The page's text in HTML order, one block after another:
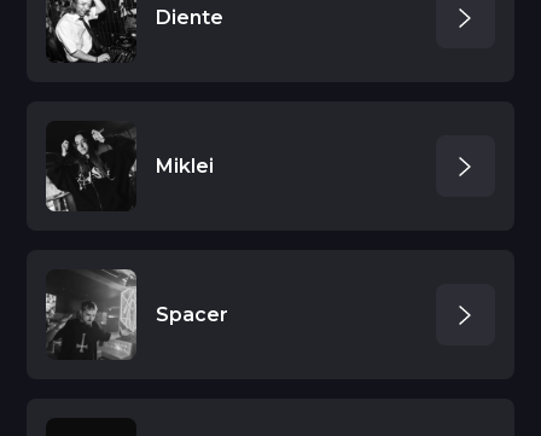
Diente
Miklei
Spacer